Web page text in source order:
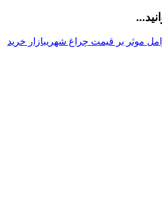
موثر بر قیمت چراغ شهریبازار خرید